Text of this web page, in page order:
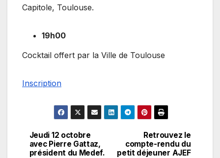
Capitole, Toulouse.
19h00
Cocktail offert par la Ville de Toulouse
Inscription
Navigation
Retrouvez le
compte-rendu du
petit déjeuner AJEF
Jeudi 12 octobre
avec Pierre Gattaz,
président du Medef.